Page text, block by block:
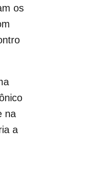
os
na
a